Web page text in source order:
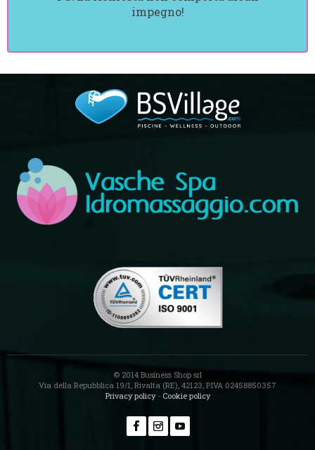
impegno!
© 2014 Business Shop srl
Via della Repubblica 19/1, Rivalta (RE), 42123, P.IVA 02458850357
Privacy policy- Cookie policy